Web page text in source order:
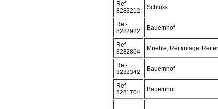
Ref-
8283212
Schloss
Ref-
8282922
Bauernhof
Ref-
8282864
Muehle, Reitanlage,
Ref-
8282342
Bauernhof
Ref-
8281704
Bauernhof